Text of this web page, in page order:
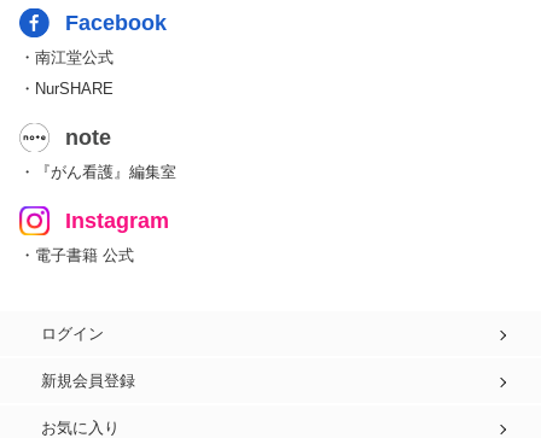
Facebook
・南江堂公式
・NurSHARE
note
・『がん看護』編集室
Instagram
・電子書籍 公式
ログイン
新規会員登録
お気に入り